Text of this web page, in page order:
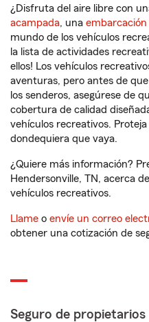
¿Disfruta del aire libre con
acampada, una embarcación
mundo de los vehículos
la lista de actividades
ellos! Los vehículos
aventuras, pero antes de
los senderos, asegúrese de
cobertura de calidad
vehículos recreativos.
dondequiera que vaya.
¿Quiere más información?
Hendersonville, TN, acerca
vehículos recreativos.
Llame o envíe un correo
obtener una cotización de
Seguro de propietarios